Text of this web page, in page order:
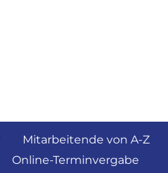
Mitarbeitende von A-Z
Online-Terminvergabe